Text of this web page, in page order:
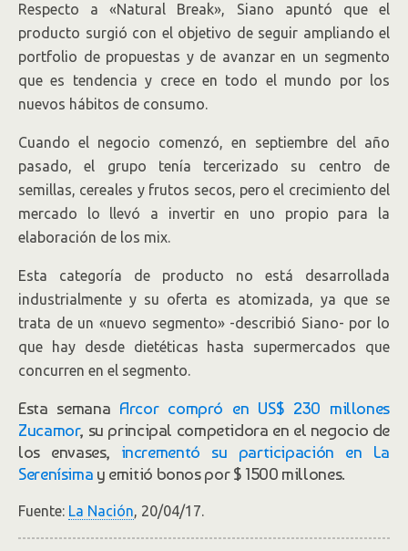
Respecto a «Natural Break», Siano apuntó que el
producto surgió con el objetivo de seguir ampliando el
portfolio de propuestas y de avanzar en un segmento
que es tendencia y crece en todo el mundo por los
nuevos hábitos de consumo.
Cuando el negocio comenzó, en septiembre del año
pasado, el grupo tenía tercerizado su centro de
semillas, cereales y frutos secos, pero el crecimiento del
mercado lo llevó a invertir en uno propio para la
elaboración de los mix.
Esta categoría de producto no está desarrollada
industrialmente y su oferta es atomizada, ya que se
trata de un «nuevo segmento» -describió Siano- por lo
que hay desde dietéticas hasta supermercados que
concurren en el segmento.
Esta semana Arcor compró en US$ 230 millones
Zucamor, su principal competidora en el negocio de
los envases, incrementó su participación en La
Serenísima y emitió bonos por $ 1500 millones.
Fuente: La Nación, 20/04/17.